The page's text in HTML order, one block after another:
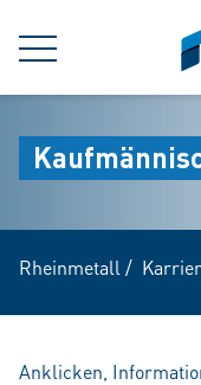
MENÜ
Rheinmetall /
Anklicken,